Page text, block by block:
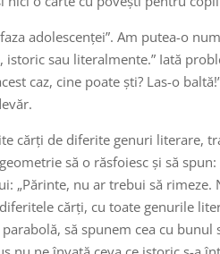
adolescenței”. Am putea-o
sau literalmente.” Iată
caz, cine poate ști? Las-o
cărți de diferite genuri literare,
să o răsfoiesc și să
„Părinte, nu ar trebui să
cărți, cu toate genurile
să spunem cea cu